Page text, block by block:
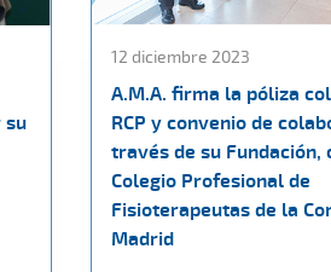
su
12 diciembre 2023
A.M.A. firma la póliza
RCP y convenio de
través de su Fundación,
Colegio Profesional de
Fisioterapeutas de la
Madrid